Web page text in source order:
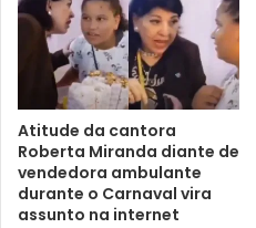
Atitude da cantora
Roberta Miranda diante de
vendedora ambulante
durante o Carnaval vira
assunto na internet